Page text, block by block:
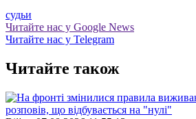
судьи
Читайте нас у Google News
Читайте нас у Telegram
Читайте також